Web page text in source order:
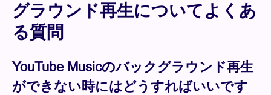
グラウンド再生についてよくあ
る質問
YouTube Musicのバックグラウンド再生
ができない時にはどうすればいいです